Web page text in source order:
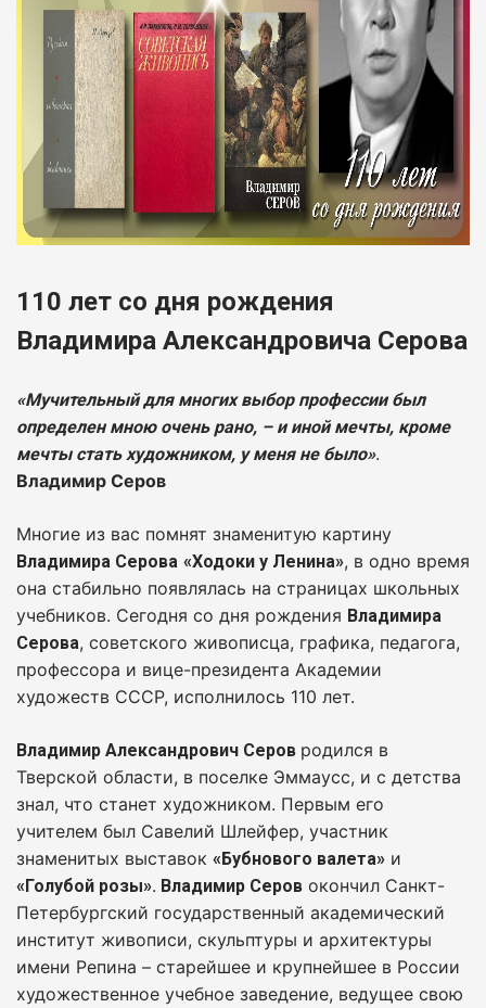
110 лет со дня рождения
Владимира Александровича Серова
«Мучительный для многих выбор профессии был
определен мною очень рано, – и иной мечты, кроме
мечты стать художником, у меня не было».
Владимир Серов
Многие из вас помнят знаменитую картину
Владимира Серова «Ходоки у Ленина», в одно время
она стабильно появлялась на страницах школьных
учебников. Сегодня со дня рождения Владимира
Серова, советского живописца, графика, педагога,
профессора и вице-президента Академии
художеств СССР, исполнилось 110 лет.
Владимир Александрович Серов родился в
Тверской области, в поселке Эммаусс, и с детства
знал, что станет художником. Первым его
учителем был Савелий Шлейфер, участник
знаменитых выставок «Бубнового валета» и
«Голубой розы». Владимир Серов окончил Санкт-
Петербургский государственный академический
институт живописи, скульптуры и архитектуры
имени Репина – старейшее и крупнейшее в России
художественное учебное заведение, ведущее свою